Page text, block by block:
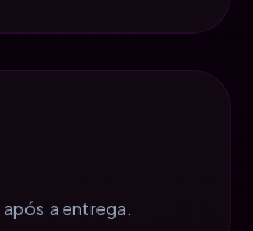
a entrega.